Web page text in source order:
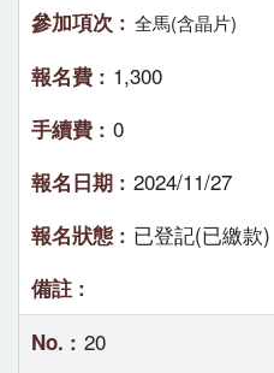
全馬(含晶片)
1,300
0
2024/11/27
已登記(已繳款)
20